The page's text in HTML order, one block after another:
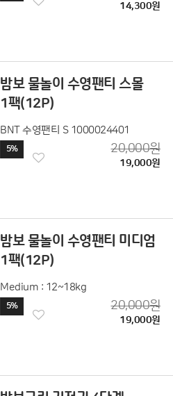
14,300원
밤보 물놀이 수영팬티 스몰
1팩(12P)
BNT 수영팬티 S 1000024401
5% 20,000원
19,000원
밤보 물놀이 수영팬티 미디엄
1팩(12P)
Medium : 12~18kg
5% 20,000원
19,000원